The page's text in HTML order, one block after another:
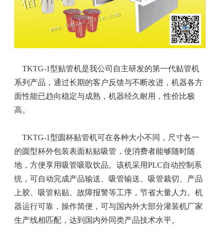
TKTG-1型贴管机是我公司自主研发的第一代贴管机
系列产品，通过长期的客户反馈与不断改进，机器各方
面性能已趋向稳定与成熟，机器经久耐用，性价比极
高。
TKTG-1型圆杯贴管机可在各种大小不同，尺寸各一
的圆型杯外包装表面粘贴吸管，使消费者能够随时随
地，方便享用吸管吸取饮品。该机采用PLC自动控制系
统，可自动完成产品输送、吸管输送、吸管裁切、产品
上胶、吸管粘贴、故障报警等工序，节省大量人力。机
器运行可靠，操作简便，可与国内外大部分灌装机厂家
生产线相匹配，达到国内外同类产品技术水平。